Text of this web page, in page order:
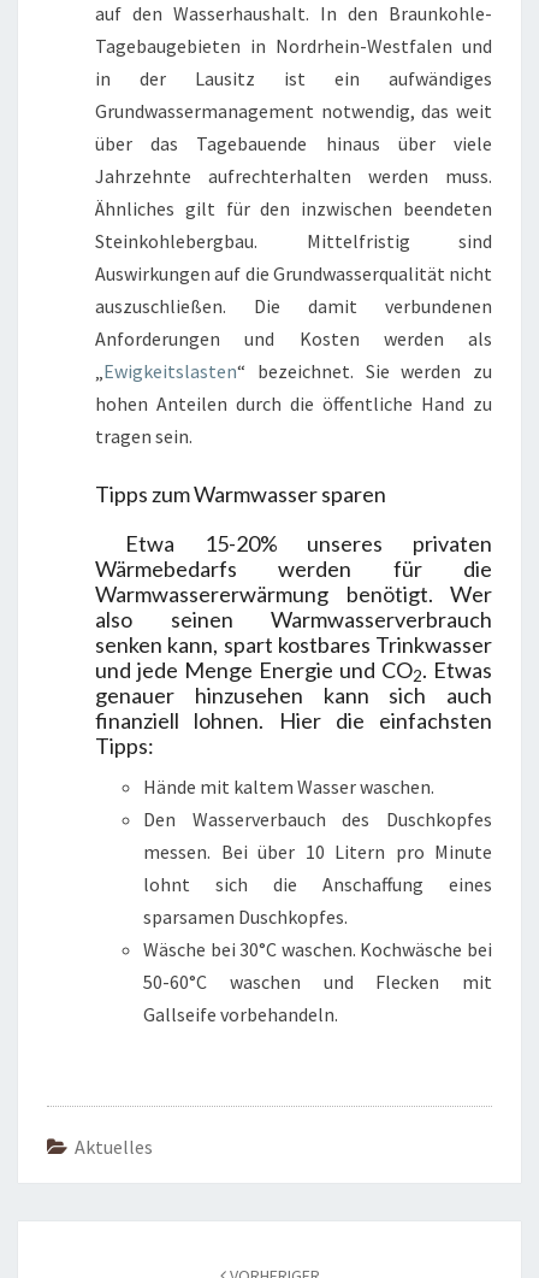
auf den Wasserhaushalt. In den Braunkohle-
Tagebaugebieten in Nordrhein-Westfalen und
in der Lausitz ist ein aufwändiges
Grundwassermanagement notwendig, das weit
über das Tagebauende hinaus über viele
Jahrzehnte aufrechterhalten werden muss.
Ähnliches gilt für den inzwischen beendeten
Steinkohlebergbau. Mittelfristig sind
Auswirkungen auf die Grundwasserqualität nicht
auszuschließen. Die damit verbundenen
Anforderungen und Kosten werden als
„Ewigkeitslasten“ bezeichnet. Sie werden zu
hohen Anteilen durch die öffentliche Hand zu
tragen sein.
Tipps zum Warmwasser sparen
Etwa 15-20% unseres privaten
Wärmebedarfs werden für die
Warmwassererwärmung benötigt. Wer
also seinen Warmwasserverbrauch
senken kann, spart kostbares Trinkwasser
und jede Menge Energie und CO2. Etwas
genauer hinzusehen kann sich auch
finanziell lohnen. Hier die einfachsten
Tipps:
Hände mit kaltem Wasser waschen.
Den Wasserverbauch des Duschkopfes
messen. Bei über 10 Litern pro Minute
lohnt sich die Anschaffung eines
sparsamen Duschkopfes.
Wäsche bei 30°C waschen. Kochwäsche bei
50-60°C waschen und Flecken mit
Gallseife vorbehandeln.
Aktuelles